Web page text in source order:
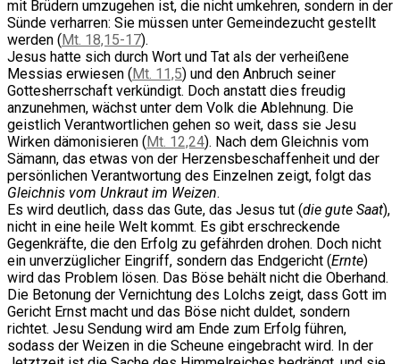
mit Brüdern umzugehen ist, die nicht umkehren, sondern in der
Sünde verharren: Sie müssen unter Gemeindezucht gestellt
werden ( Mt. 18,15-17).
Jesus hatte sich durch Wort und Tat als der verheißene
Messias erwiesen ( Mt. 11,5) und den Anbruch seiner
Gottesherrschaft verkündigt. Doch anstatt dies freudig
anzunehmen, wächst unter dem Volk die Ablehnung. Die
geistlich Verantwortlichen gehen so weit, dass sie Jesu
Wirken dämonisieren ( Mt. 12,24). Nach dem Gleichnis vom
Sämann, das etwas von der Herzensbeschaffenheit und der
persönlichen Verantwortung des Einzelnen zeigt, folgt das
Gleichnis vom Unkraut im Weizen.
Es wird deutlich, dass das Gute, das Jesus tut (die gute Saat),
nicht in eine heile Welt kommt. Es gibt erschreckende
Gegenkräfte, die den Erfolg zu gefährden drohen. Doch nicht
ein unverzüglicher Eingriff, sondern das Endgericht (Ernte)
wird das Problem lösen. Das Böse behält nicht die Oberhand.
Die Betonung der Vernichtung des Lolchs zeigt, dass Gott im
Gericht Ernst macht und das Böse nicht duldet, sondern
richtet. Jesu Sendung wird am Ende zum Erfolg führen,
sodass der Weizen in die Scheune eingebracht wird. In der